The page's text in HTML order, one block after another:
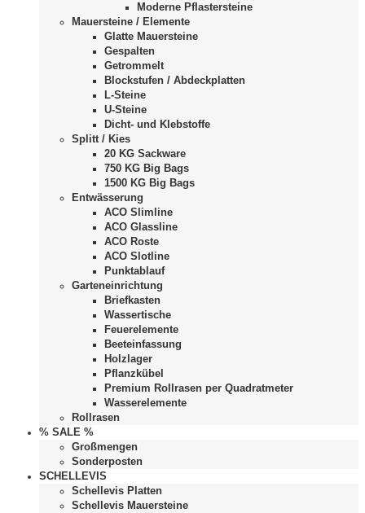
Moderne Pflastersteine
Mauersteine / Elemente
Glatte Mauersteine
Gespalten
Getrommelt
Blockstufen / Abdeckplatten
L-Steine
U-Steine
Dicht- und Klebstoffe
Splitt / Kies
20 KG Sackware
750 KG Big Bags
1500 KG Big Bags
Entwässerung
ACO Slimline
ACO Glassline
ACO Roste
ACO Slotline
Punktablauf
Garteneinrichtung
Briefkasten
Wassertische
Feuerelemente
Beeteinfassung
Holzlager
Pflanzkübel
Premium Rollrasen per Quadratmeter
Wasserelemente
Rollrasen
% SALE %
Großmengen
Sonderposten
SCHELLEVIS
Schellevis Platten
Schellevis Mauersteine